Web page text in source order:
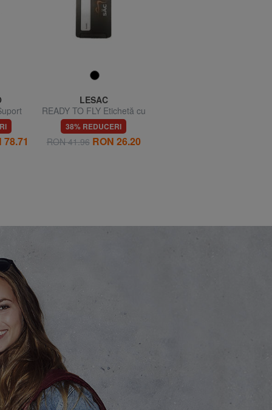
78.71
LESAC
READY TO FLY Etichetă cu
numele călătoriei
38% REDUCERI
RON 41.96 RON 26.20